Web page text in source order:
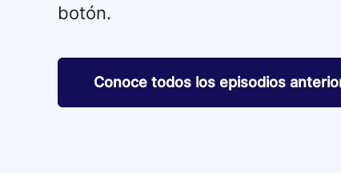
botón.
Conoce todos los episodios